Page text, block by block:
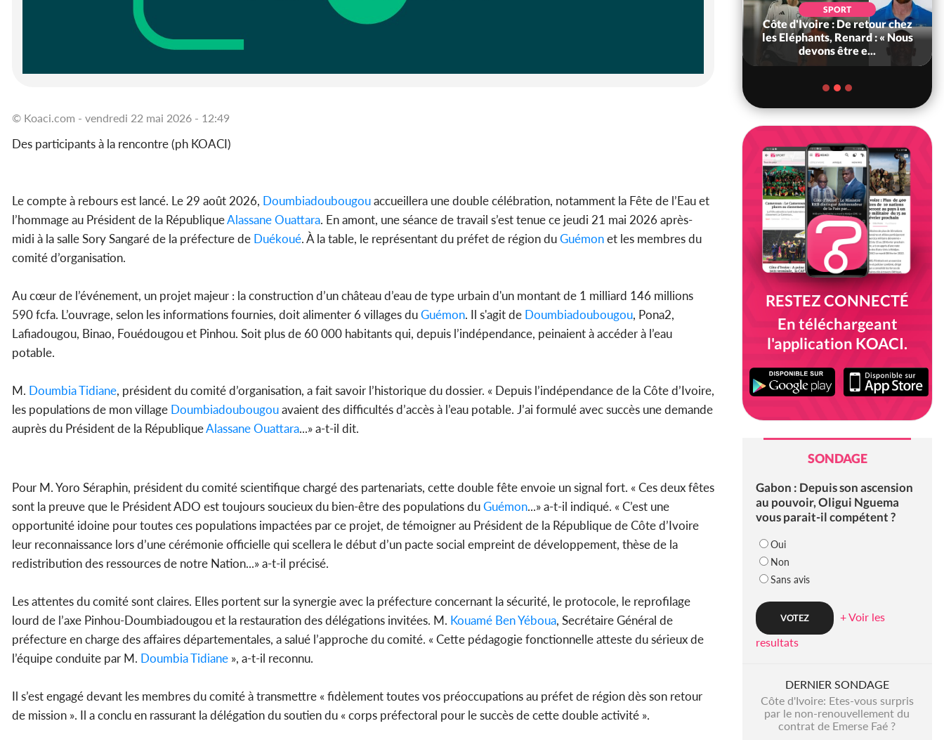
© Koaci.com - vendredi 22 mai 2026 - 12:49
Des participants à la rencontre (ph KOACI)
Le compte à rebours est lancé. Le 29 août 2026, Doumbiadoubougouaccueillera une double célébration, notamment la Fête de l’Eau et
l’hommage au Président de la RépubliqueAlassane Ouattara. En amont, une séance de travail s’est tenue ce jeudi 21 mai 2026 après-
midi à la salle Sory Sangaré de la préfecture de Duékoué. À la table, le représentant du préfet de région duGuémonet les membres du
comité d’organisation.
Au cœur de l’événement, un projet majeur : la construction d’un château d’eau de type urbain d'un montant de 1 milliard 146 millions
590 fcfa. L’ouvrage, selon les informations fournies, doit alimenter 6 villages duGuémon. Il s'agit de Doumbiadoubougou, Pona2,
Lafiadougou, Binao, Fouédougou et Pinhou. Soit plus de 60 000 habitants qui, depuis l’indépendance, peinaient à accéder à l’eau
potable.
M. Doumbia Tidiane, président du comité d’organisation, a fait savoir l’historique du dossier. « Depuis l’indépendance de la Côte d’Ivoire,
les populations de mon village Doumbiadoubougouavaient des difficultés d’accès à l’eau potable. J’ai formulé avec succès une demande
auprès du Président de la RépubliqueAlassane Ouattara...» a-t-il dit.
Pour M. Yoro Séraphin, président du comité scientifique chargé des partenariats, cette double fête envoie un signal fort. « Ces deux fêtes
sont la preuve que le Président ADO est toujours soucieux du bien-être des populations duGuémon...» a-t-il indiqué. « C’est une
opportunité idoine pour toutes ces populations impactées par ce projet, de témoigner au Président de la République de Côte d’Ivoire
leur reconnaissance lors d’une cérémonie officielle qui scellera le début d’un pacte social empreint de développement, thèse de la
redistribution des ressources de notre Nation...» a-t-il précisé.
Les attentes du comité sont claires. Elles portent sur la synergie avec la préfecture concernant la sécurité, le protocole, le reprofilage
lourd de l’axe Pinhou-Doumbiadougou et la restauration des délégations invitées. M. Kouamé Ben Yéboua, Secrétaire Général de
préfecture en charge des affaires départementales, a salué l’approche du comité. « Cette pédagogie fonctionnelle atteste du sérieux de
l’équipe conduite par M. Doumbia Tidiane », a-t-il reconnu.
Il s’est engagé devant les membres du comité à transmettre « fidèlement toutes vos préoccupations au préfet de région dès son retour
de mission ». Il a conclu en rassurant la délégation du soutien du « corps préfectoral pour le succès de cette double activité ».
SPORT
Côte d'Ivoire : De retour chez
les Eléphants, Renard : « Nous
devons être e...
RESTEZ CONNECTÉ
En téléchargeant
l'application KOACI.
SONDAGE
Gabon : Depuis son ascension
au pouvoir, Oligui Nguema
vous parait-il compétent ?
Oui
Non
Sans avis
+ Voir les
resultats
DERNIER SONDAGE
Côte d'Ivoire: Etes-vous surpris
par le non-renouvellement du
contrat de Emerse Faé ?